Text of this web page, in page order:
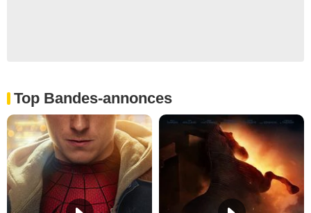
Top Bandes-annonces